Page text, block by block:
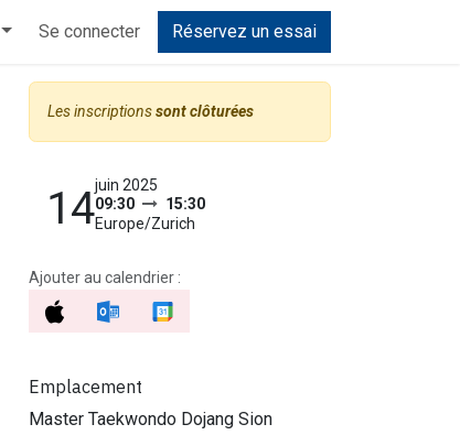
Selfe Defense Enfants Boutique Cours
Se connecter Réservez un essai
Les inscriptionssont clôturées
14juin 2025
09:30
15:30
Europe/Zurich
Ajouter au calendrier :
Emplacement
Master Taekwondo Dojang Sion